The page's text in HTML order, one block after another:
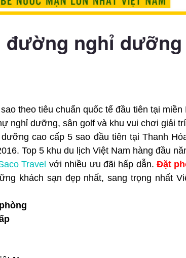
đường nghỉ
theo tiêu chuẩn quốc tế đầu tiên tại miền
nghỉ dưỡng, sân golf và khu vui chơi giải
cao cấp 5 sao đầu tiên tại Thanh
Top 5 khu du lịch Việt Nam hàng đầu
Travel với nhiều ưu đãi hấp dẫn. Đặt
khách sạn đẹp nhất, sang trọng nhất